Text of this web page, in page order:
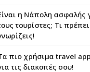
η Νάπολη ασφαλής
τουρίστες; Τι
πιο χρήσιμα travel
τις διακοπές σου!